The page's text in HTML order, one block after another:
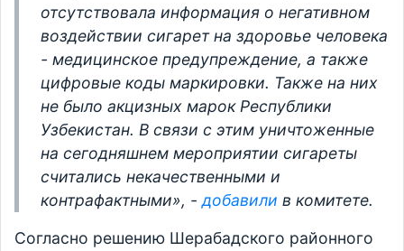
отсутствовала информация о негативном
воздействии сигарет на здоровье человека
- медицинское предупреждение, а также
цифровые коды маркировки. Также на них
не было акцизных марок Республики
Узбекистан. В связи с этим уничтоженные
на сегодняшнем мероприятии сигареты
считались некачественными и
контрафактными», -добавили в комитете.
Согласно решению Шерабадского районного